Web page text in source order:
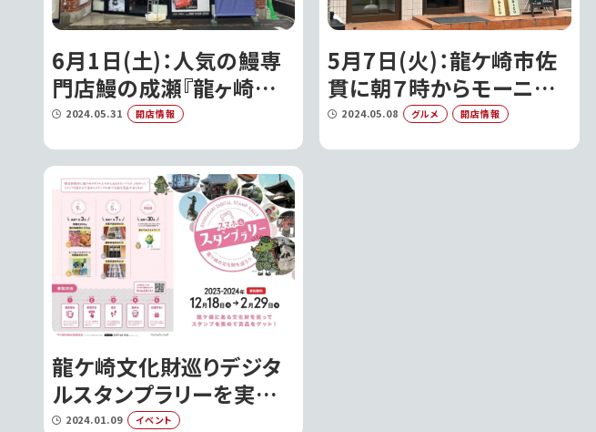
6月1日(土)：人気の鰻専
門店鰻の成瀬『龍ヶ崎ぬく
森通り店』がオープンしま
す!!｜龍ケ崎市
2024.05.31 開店情報
5月7日(火)：龍ケ崎市佐
貫に朝７時からモーニン
グが食べれる
『MAGUMA-マグマ-』がオ
2024.05.08 グルメ 開店情報
龍ケ崎文化財巡りデジタ
ルスタンプラリーを実施!!
｜龍ケ崎市
2024.01.09 イベント